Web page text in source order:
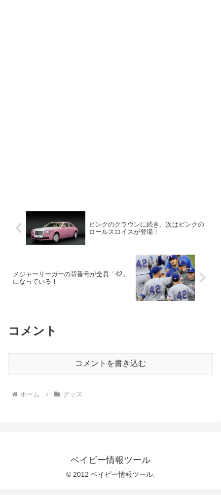
ピンクのクラウンに続き、次はピンクの
ロールスロイスが登場！
メジャーリーガーの背番号が全員「42」
になっている！
コメント
コメントを書き込む
ホーム グッズ
ベイビー情報ツール
© 2012 ベイビー情報ツール.